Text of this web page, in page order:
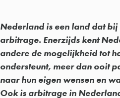
Nederland is een land dat
arbitrage. Enerzijds kent
andere de mogelijkheid tot
ondersteunt, meer dan ooit
naar hun eigen wensen en
Ook is arbitrage in